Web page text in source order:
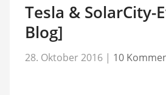
Tesla & SolarCity-
Blog]
28. Oktober 2016 | 10